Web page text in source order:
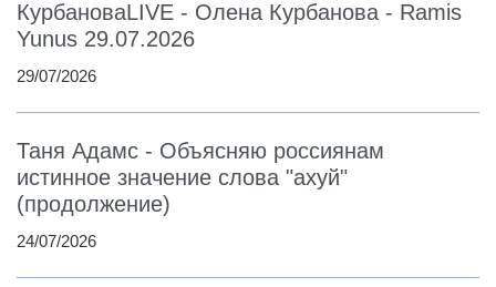
КурбановаLIVE - Олена Курбанова - Ramis
Yunus 29.07.2026
29/07/2026
Таня Адамс - Объясняю россиянам
истинное значение слова "ахуй"
(продолжение)
24/07/2026